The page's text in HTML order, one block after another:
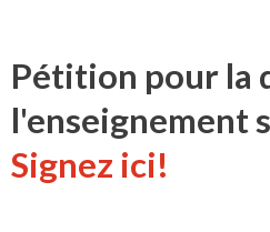
Pétition pour la
l'enseignement
Signez ici!